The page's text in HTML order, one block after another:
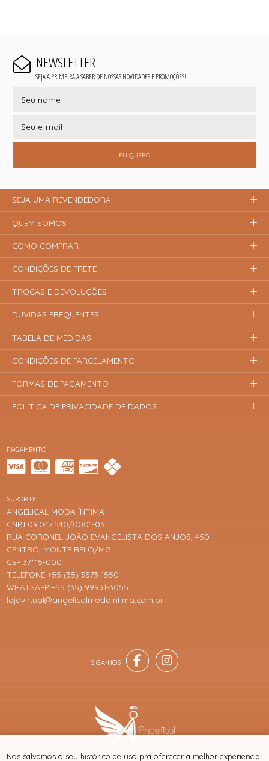
NEWSLETTER
SEJA A PRIMEIRA A SABER DE NOSSAS NOVIDADES E PROMOÇÕES!
EU QUERO
PAGAMENTO
SUPORTE
ANGELICAL MODA ÍNTIMA
CNPJ 09.047.540/0001-03
RUA CORONEL JOÃO EVANGELISTA DOS ANJOS, 450
CENTRO, MONTE BELO/MG
CEP 37115-000
TELEFONE +55 (35) 3573-1550
WHATSAPP +55 (35) 99931-3055
lojavirtual@angelicalmodaintima.com.br
SEJA UMA REVENDEDORA
QUEM SOMOS
COMO COMPRAR
CONDIÇÕES DE FRETE
TROCAS E DEVOLUÇÕES
DÚVIDAS FREQUENTES
TABELA DE MEDIDAS
CONDIÇÕES DE PARCELAMENTO
FORMAS DE PAGAMENTO
POLÍTICA DE PRIVACIDADE DE DADOS
® TODOS DIREITOS RESERVADOS
Nós salvamos o seu histórico de uso pra oferecer a melhor experiência